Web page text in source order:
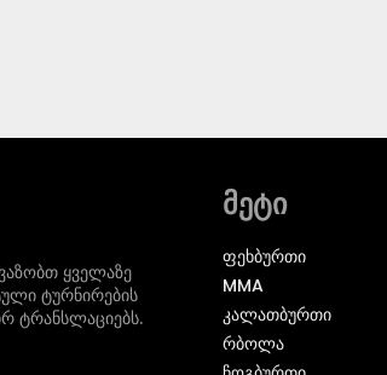
ყველაზე
ტურნირების
ტრანსლაციებს.
მეტი
ᲤᲔᲮᲑᲣᲠᲗᲘ
MMA
ᲙᲐᲚᲐᲗᲑᲣᲠᲗᲘ
ᲠᲑᲝᲚᲐ